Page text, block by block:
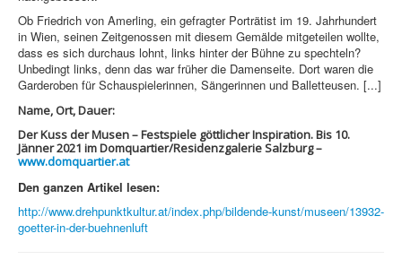
Ob Friedrich von Amerling, ein gefragter Porträtist im 19. Jahrhundert
in Wien, seinen Zeitgenossen mit diesem Gemälde mitgeteilen wollte,
dass es sich durchaus lohnt, links hinter der Bühne zu spechteln?
Unbedingt links, denn das war früher die Damenseite. Dort waren die
Garderoben für Schauspielerinnen, Sängerinnen und Balletteusen. [...]
Name, Ort, Dauer:
Der Kuss der Musen – Festspiele göttlicher Inspiration. Bis 10.
Jänner 2021 im Domquartier/Residenzgalerie Salzburg –
www.domquartier.at
Den ganzen Artikel lesen:
http://www.drehpunktkultur.at/index.php/bildende-kunst/museen/13932-
goetter-in-der-buehnenluft